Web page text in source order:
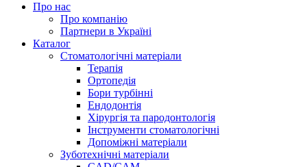
Про нас
Про компанію
Партнери в Україні
Каталог
Стоматологічні матеріали
Терапія
Ортопедія
Бори турбінні
Ендодонтія
Хірургія та пародонтологія
Інструменти стоматологічні
Допоміжні матеріали
Зуботехнічні матеріали